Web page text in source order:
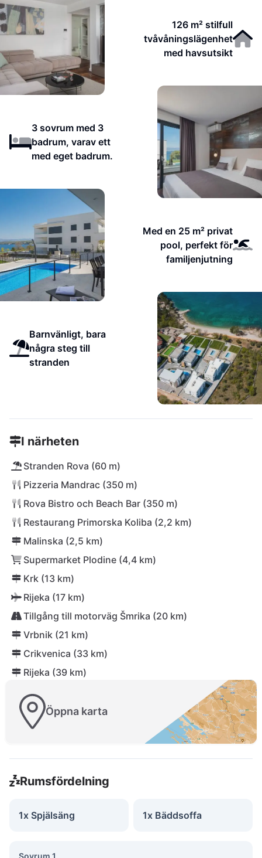
126 m² stilfull
tvåvåningslägenhet
med havsutsikt
3 sovrum med 3
badrum, varav ett
med eget badrum.
Med en 25 m² privat
pool, perfekt för
familjenjutning
Barnvänligt, bara
några steg till
stranden
I närheten
Stranden Rova (60 m)
Pizzeria Mandrac (350 m)
Rova Bistro och Beach Bar (350 m)
Restaurang Primorska Koliba (2,2 km)
Malinska (2,5 km)
Supermarket Plodine (4,4 km)
Krk (13 km)
Rijeka (17 km)
Tillgång till motorväg Šmrika (20 km)
Vrbnik (21 km)
Crikvenica (33 km)
Rijeka (39 km)
Öppna karta
Rumsfördelning
1x Spjälsäng 1x Bäddsoffa
Sovrum 1